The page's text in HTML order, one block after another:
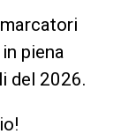
piena
del 2026.